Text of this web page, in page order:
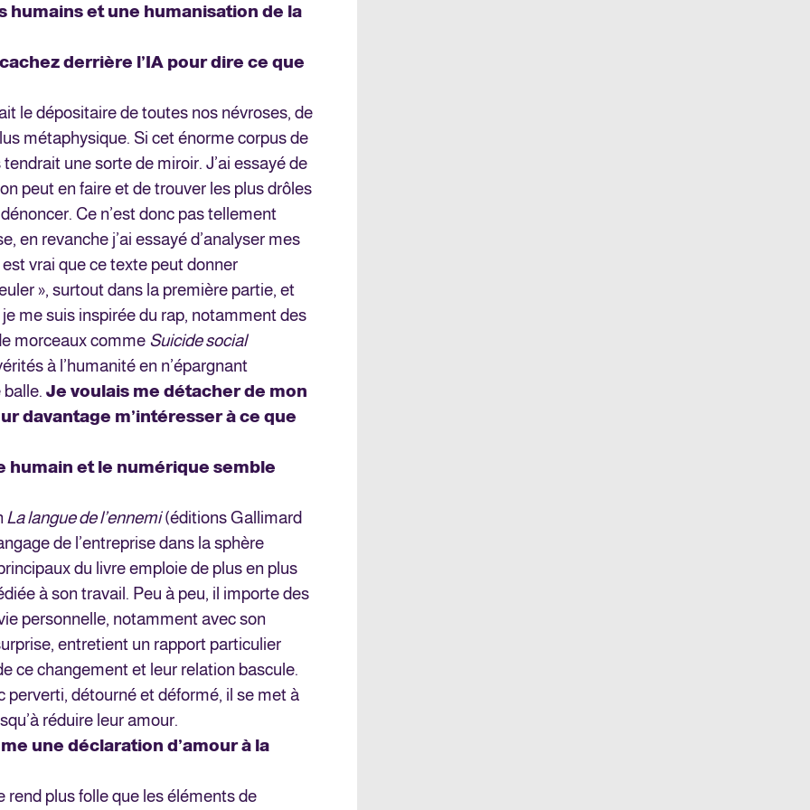
humains et une humanisation de la
derrière l’IA pour dire ce que
le dépositaire de toutes nos névroses, de
métaphysique. Si cet énorme corpus de
une sorte de miroir. J’ai essayé de
peut en faire et de trouver les plus drôles
Ce n’est donc pas tellement
en revanche j’ai essayé d’analyser mes
vrai que ce texte peut donner
», surtout dans la première partie, et
me suis inspirée du rap, notamment des
morceaux comme Suicide social
à l’humanité en n’épargnant
Je voulais me détacher de mon
davantage m’intéresser à ce que
humain et le numérique semble
La langue de l’ennemi(éditions Gallimard
de l’entreprise dans la sphère
du livre emploie de plus en plus
à son travail. Peu à peu, il importe des
personnelle, notamment avec son
entretient un rapport particulier
ce changement et leur relation bascule.
perverti, détourné et déformé, il se met à
réduire leur amour.
une déclaration d’amour à la
rend plus folle que les éléments de